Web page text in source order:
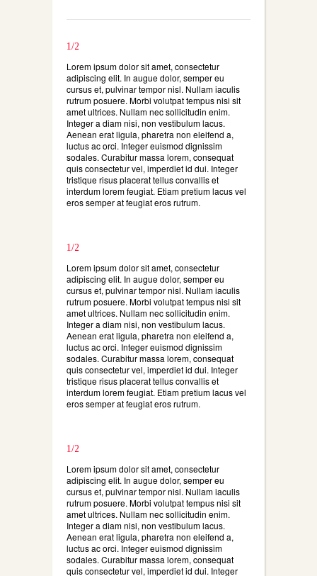
1/2
Lorem ipsum dolor sit amet, consectetur
adipiscing elit. In augue dolor, semper eu
cursus et, pulvinar tempor nisl. Nullam iaculis
rutrum posuere. Morbi volutpat tempus nisi sit
amet ultrices. Nullam nec sollicitudin enim.
Integer a diam nisi, non vestibulum lacus.
Aenean erat ligula, pharetra non eleifend a,
luctus ac orci. Integer euismod dignissim
sodales. Curabitur massa lorem, consequat
quis consectetur vel, imperdiet id dui. Integer
tristique risus placerat tellus convallis et
interdum lorem feugiat. Etiam pretium lacus vel
eros semper at feugiat eros rutrum.
1/2
Lorem ipsum dolor sit amet, consectetur
adipiscing elit. In augue dolor, semper eu
cursus et, pulvinar tempor nisl. Nullam iaculis
rutrum posuere. Morbi volutpat tempus nisi sit
amet ultrices. Nullam nec sollicitudin enim.
Integer a diam nisi, non vestibulum lacus.
Aenean erat ligula, pharetra non eleifend a,
luctus ac orci. Integer euismod dignissim
sodales. Curabitur massa lorem, consequat
quis consectetur vel, imperdiet id dui. Integer
tristique risus placerat tellus convallis et
interdum lorem feugiat. Etiam pretium lacus vel
eros semper at feugiat eros rutrum.
1/2
Lorem ipsum dolor sit amet, consectetur
adipiscing elit. In augue dolor, semper eu
cursus et, pulvinar tempor nisl. Nullam iaculis
rutrum posuere. Morbi volutpat tempus nisi sit
amet ultrices. Nullam nec sollicitudin enim.
Integer a diam nisi, non vestibulum lacus.
Aenean erat ligula, pharetra non eleifend a,
luctus ac orci. Integer euismod dignissim
sodales. Curabitur massa lorem, consequat
quis consectetur vel, imperdiet id dui. Integer